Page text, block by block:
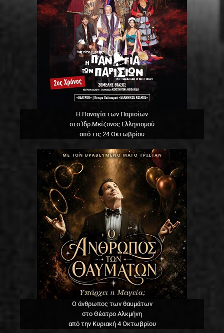
Η Παναγία των Παρισίων
στο Ίδρ.Μείζονος Ελληνισμού
από τις 24 Οκτωβρίου
Ο άνθρωπος των θαυμάτων
στο Θέατρο Αλκμήνη
από την Κυριακή 4 Οκτωβρίου